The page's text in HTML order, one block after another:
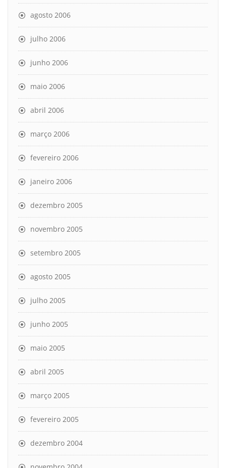
agosto 2006
julho 2006
junho 2006
maio 2006
abril 2006
março 2006
fevereiro 2006
janeiro 2006
dezembro 2005
novembro 2005
setembro 2005
agosto 2005
julho 2005
junho 2005
maio 2005
abril 2005
março 2005
fevereiro 2005
dezembro 2004